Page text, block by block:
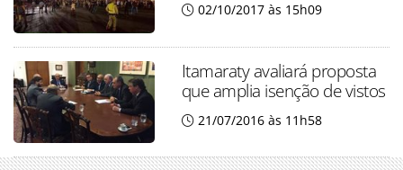
02/10/2017 às 15h09
Itamaraty avaliará proposta
que amplia isenção de vistos
21/07/2016 às 11h58